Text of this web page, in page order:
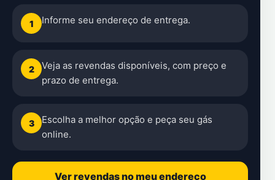
1 Informe seu endereço de entrega.
2
Veja as revendas disponíveis, com preço e
prazo de entrega.
3
Escolha a melhor opção e peça seu gás
online.
Ver revendas no meu endereço